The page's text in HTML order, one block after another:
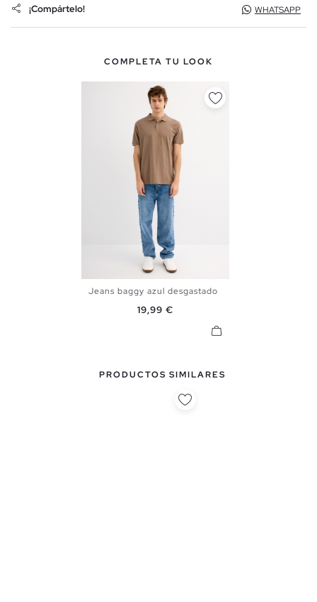
¡Compártelo! WHATSAPP
COMPLETA TU LOOK
40 44
Jeans baggy azul desgastado
Precio
19,99 €
PRODUCTOS SIMILARES